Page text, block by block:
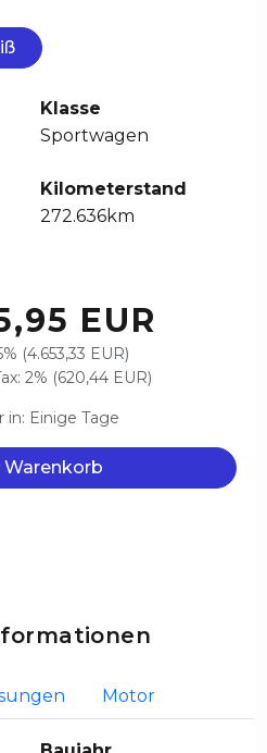
Klasse
Sportwagen
Kilometerstand
272.636km
EUR
(4.653,33 EUR)
2% (620,44 EUR)
in: Einige Tage
Warenkorb
Motor